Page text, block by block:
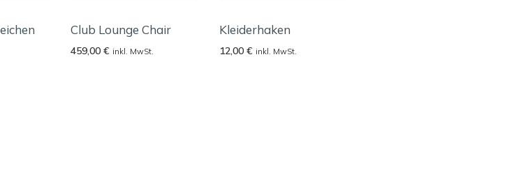
Club Lounge Chair
459,00€ inkl. MwSt.
Kleiderhaken
12,00€ inkl. MwSt.